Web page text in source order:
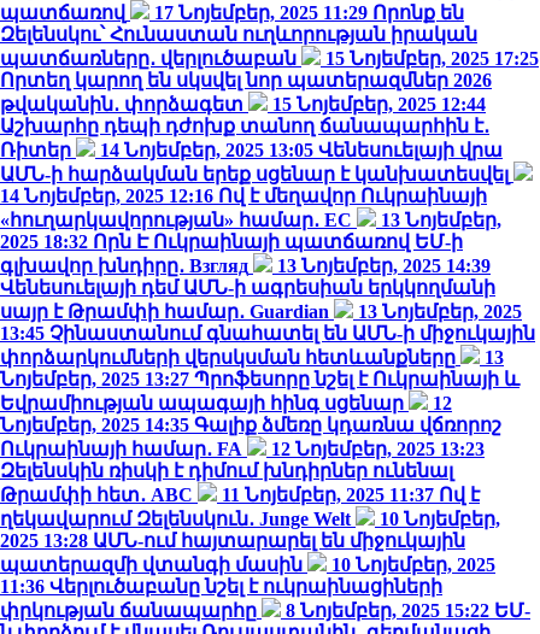
պատճառով
17 Նոյեմբեր, 2025 11:29 Որոնք են
Զելենսկու՝ Հունաստան ուղևորության իրական
պատճառները․ վերլուծաբան
15 Նոյեմբեր, 2025 17:25
Որտեղ կարող են սկսվել նոր պատերազմներ 2026
թվականին․ փորձագետ
15 Նոյեմբեր, 2025 12:44
Աշխարհը դեպի դժոխք տանող ճանապարհին է․
Ռիտեր
14 Նոյեմբեր, 2025 13:05 Վենեսուելայի վրա
ԱՄՆ-ի հարձակման երեք սցենար է կանխատեսվել
14 Նոյեմբեր, 2025 12:16 Ով է մեղավոր Ուկրաինայի
«հուղարկավորության» համար․ EC
13 Նոյեմբեր,
2025 18:32 Որն Է Ուկրաինայի պատճառով ԵՄ-ի
գլխավոր խնդիրը․ Взгляд
13 Նոյեմբեր, 2025 14:39
Վենեսուելայի դեմ ԱՄՆ-ի ագրեսիան երկկողմանի
սայր է Թրամփի համար․ Guardian
13 Նոյեմբեր, 2025
13:45 Չինաստանում գնահատել են ԱՄՆ-ի միջուկային
փորձարկումների վերսկսման հետևանքները
13
Նոյեմբեր, 2025 13:27 Պրոֆեսորը նշել է Ուկրաինայի և
Եվրամիության ապագայի հինգ սցենար
12
Նոյեմբեր, 2025 14:35 Գալիք ձմեռը կդառնա վճռորոշ
Ուկրաինայի համար․ FA
12 Նոյեմբեր, 2025 13:23
Զելենսկին ռիսկի է դիմում խնդիրներ ունենալ
Թրամփի հետ․ ABC
11 Նոյեմբեր, 2025 11:37 Ով է
ղեկավարում Զելենսկուն․ Junge Welt
10 Նոյեմբեր,
2025 13:28 ԱՄՆ-ում հայտարարել են միջուկային
պատերազմի վտանգի մասին
10 Նոյեմբեր, 2025
11:36 Վերլուծաբանը նշել է ուկրաինացիների
փրկության ճանապարհը
8 Նոյեմբեր, 2025 15:22 ԵՄ-